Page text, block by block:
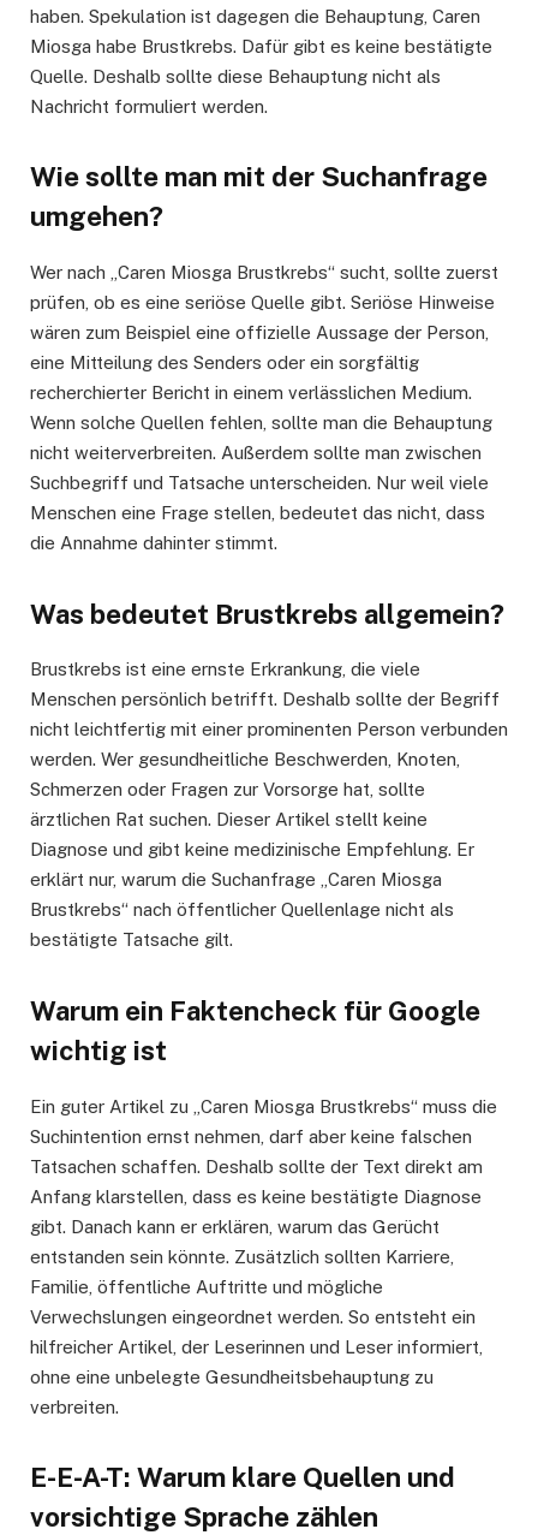
haben. Spekulation ist dagegen die Behauptung, Caren
Miosga habe Brustkrebs. Dafür gibt es keine bestätigte
Quelle. Deshalb sollte diese Behauptung nicht als
Nachricht formuliert werden.
Wie sollte man mit der Suchanfrage
umgehen?
Wer nach „Caren Miosga Brustkrebs“ sucht, sollte zuerst
prüfen, ob es eine seriöse Quelle gibt. Seriöse Hinweise
wären zum Beispiel eine offizielle Aussage der Person,
eine Mitteilung des Senders oder ein sorgfältig
recherchierter Bericht in einem verlässlichen Medium.
Wenn solche Quellen fehlen, sollte man die Behauptung
nicht weiterverbreiten. Außerdem sollte man zwischen
Suchbegriff und Tatsache unterscheiden. Nur weil viele
Menschen eine Frage stellen, bedeutet das nicht, dass
die Annahme dahinter stimmt.
Was bedeutet Brustkrebs allgemein?
Brustkrebs ist eine ernste Erkrankung, die viele
Menschen persönlich betrifft. Deshalb sollte der Begriff
nicht leichtfertig mit einer prominenten Person verbunden
werden. Wer gesundheitliche Beschwerden, Knoten,
Schmerzen oder Fragen zur Vorsorge hat, sollte
ärztlichen Rat suchen. Dieser Artikel stellt keine
Diagnose und gibt keine medizinische Empfehlung. Er
erklärt nur, warum die Suchanfrage „Caren Miosga
Brustkrebs“ nach öffentlicher Quellenlage nicht als
bestätigte Tatsache gilt.
Warum ein Faktencheck für Google
wichtig ist
Ein guter Artikel zu „Caren Miosga Brustkrebs“ muss die
Suchintention ernst nehmen, darf aber keine falschen
Tatsachen schaffen. Deshalb sollte der Text direkt am
Anfang klarstellen, dass es keine bestätigte Diagnose
gibt. Danach kann er erklären, warum das Gerücht
entstanden sein könnte. Zusätzlich sollten Karriere,
Familie, öffentliche Auftritte und mögliche
Verwechslungen eingeordnet werden. So entsteht ein
hilfreicher Artikel, der Leserinnen und Leser informiert,
ohne eine unbelegte Gesundheitsbehauptung zu
verbreiten.
E-E-A-T: Warum klare Quellen und
vorsichtige Sprache zählen